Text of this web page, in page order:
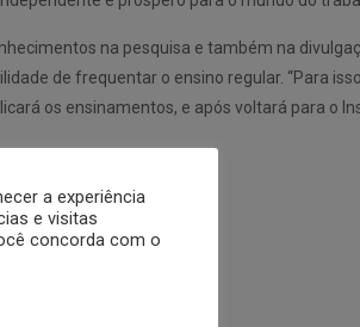
na pesquisa e também na
de frequentar o ensino regular. “Para
os ensinamentos, e após voltará para o
a experiência
e visitas
concorda com o